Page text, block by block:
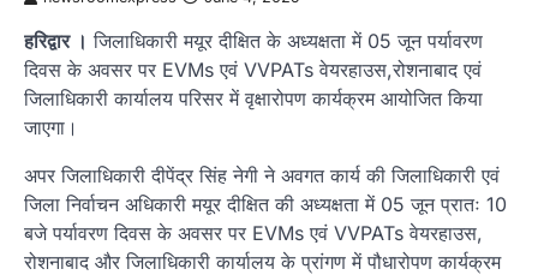
हरिद्वार । जिलाधिकारी मयूर दीक्षित के अध्यक्षता में 05 जून पर्यावरण
दिवस के अवसर पर EVMs एवं VVPATs वेयरहाउस,रोशनाबाद एवं
जिलाधिकारी कार्यालय परिसर में वृक्षारोपण कार्यक्रम आयोजित किया
जाएगा।
अपर जिलाधिकारी दीपेंद्र सिंह नेगी ने अवगत कार्य की जिलाधिकारी एवं
जिला निर्वाचन अधिकारी मयूर दीक्षित की अध्यक्षता में 05 जून प्रातः 10
बजे पर्यावरण दिवस के अवसर पर EVMs एवं VVPATs वेयरहाउस,
रोशनाबाद और जिलाधिकारी कार्यालय के प्रांगण में पौधारोपण कार्यक्रम